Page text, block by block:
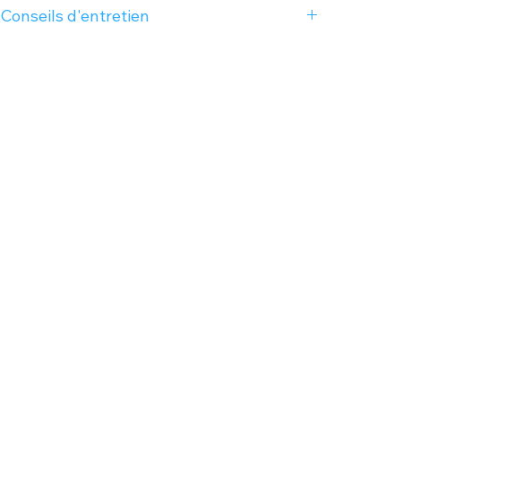
Conseils d'entretien